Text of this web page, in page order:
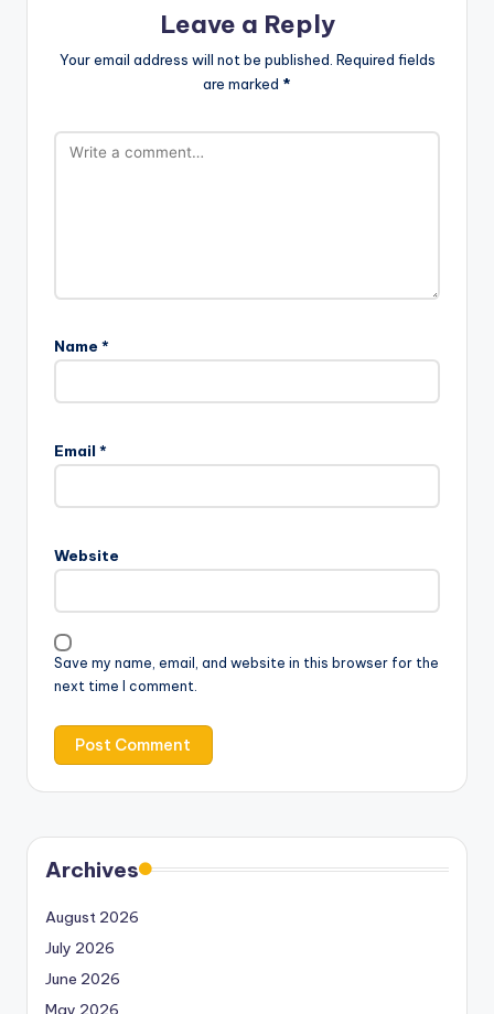
Leave a Reply
Your email address will not be published. Required fields
are marked *
Name *
Email *
Website
Save my name, email, and website in this browser for the
next time I comment.
Archives
August 2026
July 2026
June 2026
May 2026